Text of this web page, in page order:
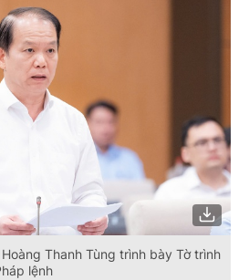
Thanh Tùng trình bày Tờ trình
lệnh